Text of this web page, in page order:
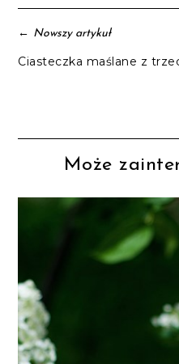
← Nowszy artykuł
Ciasteczka maślane z
Może